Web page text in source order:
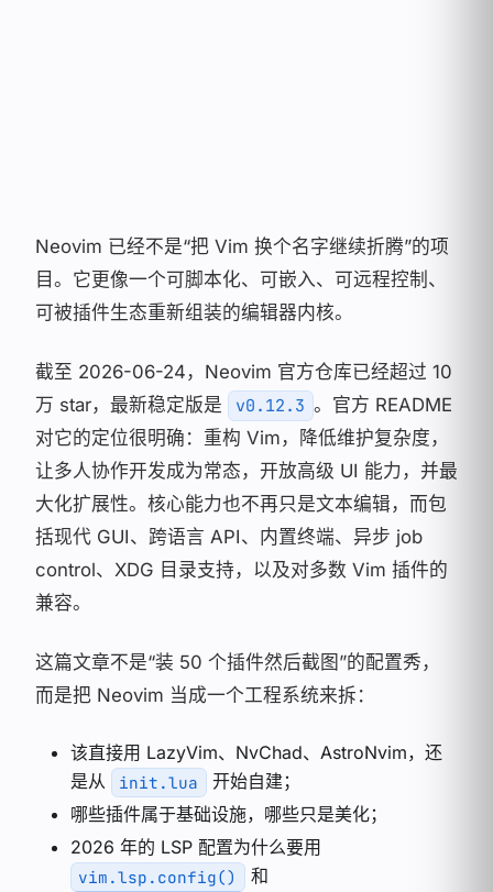
Neovim 已经不是“把 Vim 换个名字继续折腾”的项
目。它更像一个可脚本化、可嵌入、可远程控制、
可被插件生态重新组装的编辑器内核。
截至 2026-06-24，Neovim 官方仓库已经超过 10
万 star，最新稳定版是
v0.12.3 。官方 README
对它的定位很明确：重构 Vim，降低维护复杂度，
让多人协作开发成为常态，开放高级 UI 能力，并最
大化扩展性。核心能力也不再只是文本编辑，而包
括现代 GUI、跨语言 API、内置终端、异步 job
control、XDG 目录支持，以及对多数 Vim 插件的
兼容。
这篇文章不是“装 50 个插件然后截图”的配置秀，
而是把 Neovim 当成一个工程系统来拆：
该直接用 LazyVim、NvChad、AstroNvim，还
是从
init.lua
开始自建；
哪些插件属于基础设施，哪些只是美化；
2026 年的 LSP 配置为什么要用
vim.lsp.config() 和